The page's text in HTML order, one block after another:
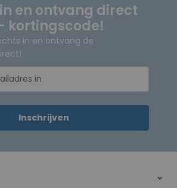
en ontvang direct
kortingscode!
in en ontvang de
Inschrijven